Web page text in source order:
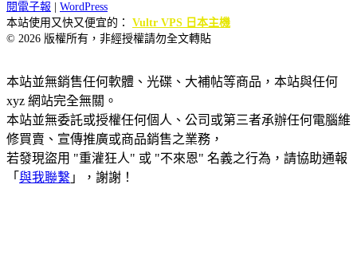
閱電子報
WordPress
本站使用又快又便宜的： Vultr VPS 日本主機
© 2026 版權所有，非經授權請勿全文轉貼
本站並無銷售任何軟體、光碟、大補帖等商品，本站與任何
xyz 網站完全無關。
本站並無委託或授權任何個人、公司或第三者承辦任何電腦維
修買賣、宣傳推廣或商品銷售之業務，
若發現盜用 "重灌狂人" 或 "不來恩" 名義之行為，請協助通報
「 與我聯繫 」，謝謝！